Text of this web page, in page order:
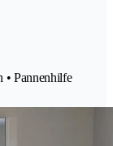
• Pannenhilfe